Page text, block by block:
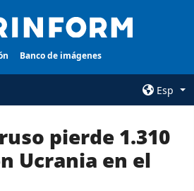
Banco de imágenes
Esp
AGENCIA
pierde 1.310
Ucrania en el